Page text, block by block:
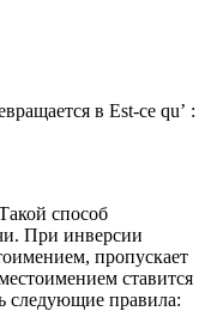
в Est-ce qu’ :
способ
При инверсии
пропускает
ставится
следующие правила: